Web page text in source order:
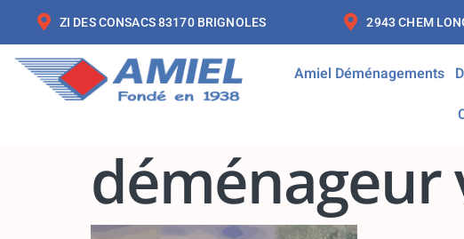
ZI DES CONSACS 83170 BRIGNOLES 2943 CHEM
Amiel Déménagements
déménageur